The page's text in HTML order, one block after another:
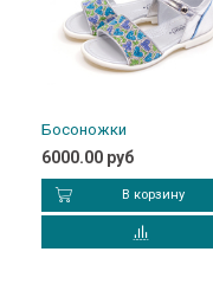
Босоножки
6000.00 руб
В корзину